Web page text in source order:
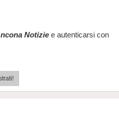
Notiziee autenticarsi con